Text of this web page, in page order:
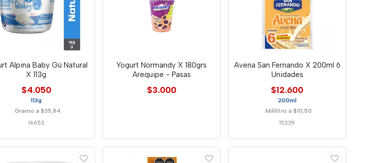
Alpina Baby Gü Natural
X 113g
$4.050
113g
Gramo a $35,84
14653
Yogurt Normandy X 180grs
Arequipe - Pasas
$3.000
Avena San Fernando X 200ml 6
Unidades
$12.600
200ml
Mililitro a $10,50
15339